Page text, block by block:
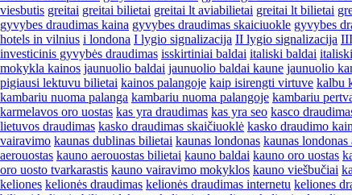
viesbutis greitai greitai bilietai greitai lt aviabilietai greitai lt bilietai
gyvybes draudimas kaina gyvybes draudimas skaiciuokle gyvybes
hotels in vilnius i londona I lygio signalizacija II lygio signalizacija
investicinis gyvybės draudimas isskirtiniai baldai italiski baldai
mokykla kainos jaunuolio baldai jaunuolio baldai kaune jaunuolio
pigiausi lektuvu bilietai kainos palangoje kaip isirengti virtuve kalbu
kambariu nuoma palanga kambariu nuoma palangoje kambariu
karmelavos oro uostas kas yra draudimas kas yra seo kasco
lietuvos draudimas kasko draudimas skaičiuoklė kasko draudimo
vairavimo kaunas dublinas bilietai kaunas londonas kaunas londonas
aerouostas kauno aerouostas bilietai kauno baldai kauno oro uostas
oro uosto tvarkarastis kauno vairavimo mokyklos kauno viešbučiai
keliones kelionės draudimas kelionės draudimas internetu keliones